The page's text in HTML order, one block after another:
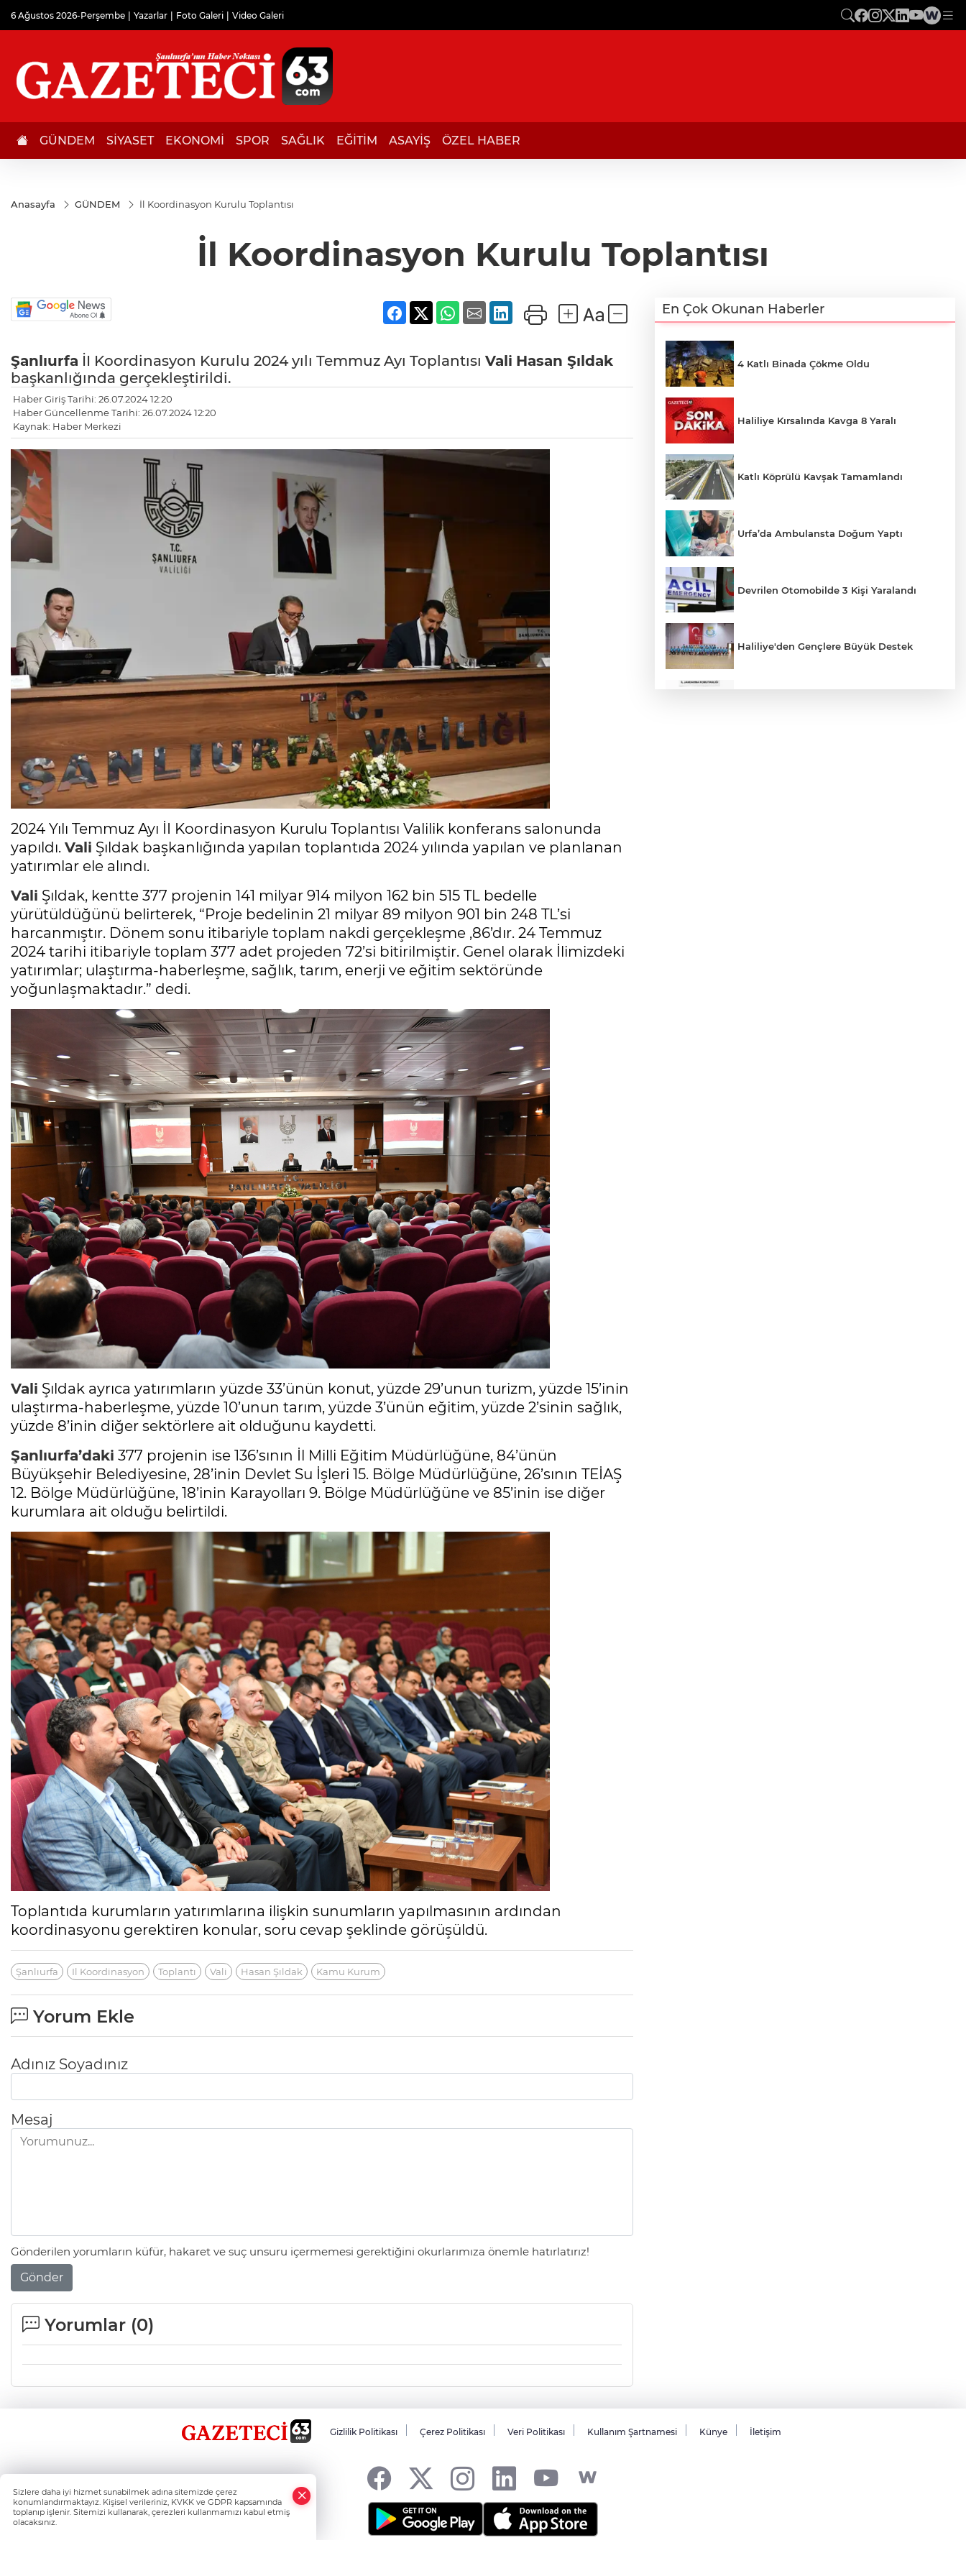
6 Ağustos 2026-Perşembe Yazarlar Foto Galeri Video Galeri
GÜNDEM SİYASET EKONOMİ SPOR SAĞLIK EĞİTİM ASAYİŞ ÖZEL HABER
Anasayfa GÜNDEM İl Koordinasyon Kurulu Toplantısı
İl Koordinasyon Kurulu Toplantısı
Şanlıurfa İI Koordinasyon Kurulu 2024 yılı Temmuz Ayı Toplantısı Vali Hasan Şıldak
başkanlığında gerçekleştirildi.
Haber Giriş Tarihi: 26.07.2024 12:20
Haber Güncellenme Tarihi: 26.07.2024 12:20
Kaynak: Haber Merkezi
2024 Yılı Temmuz Ayı İI Koordinasyon Kurulu Toplantısı Valilik konferans salonunda
yapıldı. Vali Şıldak başkanlığında yapılan toplantıda 2024 yılında yapılan ve planlanan
yatırımlar ele alındı.
Vali Şıldak, kentte 377 projenin 141 milyar 914 milyon 162 bin 515 TL bedelle
yürütüldüğünü belirterek, “Proje bedelinin 21 milyar 89 milyon 901 bin 248 TL’si
harcanmıştır. Dönem sonu itibariyle toplam nakdi gerçekleşme ,86’dır. 24 Temmuz
2024 tarihi itibariyle toplam 377 adet projeden 72’si bitirilmiştir. Genel olarak İlimizdeki
yatırımlar; ulaştırma-haberleşme, sağlık, tarım, enerji ve eğitim sektöründe
yoğunlaşmaktadır.” dedi.
Vali Şıldak ayrıca yatırımların yüzde 33’ünün konut, yüzde 29’unun turizm, yüzde 15’inin
ulaştırma-haberleşme, yüzde 10’unun tarım, yüzde 3’ünün eğitim, yüzde 2’sinin sağlık,
yüzde 8’inin diğer sektörlere ait olduğunu kaydetti.
Şanlıurfa’daki 377 projenin ise 136’sının İl Milli Eğitim Müdürlüğüne, 84’ünün
Büyükşehir Belediyesine, 28’inin Devlet Su İşleri 15. Bölge Müdürlüğüne, 26’sının TEİAŞ
12. Bölge Müdürlüğüne, 18’inin Karayolları 9. Bölge Müdürlüğüne ve 85’inin ise diğer
kurumlara ait olduğu belirtildi.
Toplantıda kurumların yatırımlarına ilişkin sunumların yapılmasının ardından
koordinasyonu gerektiren konular, soru cevap şeklinde görüşüldü.
Şanlıurfa Il Koordinasyon Toplantı Vali Hasan Şıldak Kamu Kurum
Yorum Ekle
Adınız Soyadınız
Mesaj
Gönderilen yorumların küfür, hakaret ve suç unsuru içermemesi gerektiğini okurlarımıza önemle hatırlatırız!
Gönder
Yorumlar (0)
En Çok Okunan Haberler
4 Katlı Binada Çökme Oldu
Haliliye Kırsalında Kavga 8 Yaralı
Katlı Köprülü Kavşak Tamamlandı
Urfa’da Ambulansta Doğum Yaptı
Devrilen Otomobilde 3 Kişi Yaralandı
Haliliye'den Gençlere Büyük Destek
Gizlilik Politikası Çerez Politikası Veri Politikası Kullanım Şartnamesi Künye İletişim
Sizlere daha iyi hizmet sunabilmek adına sitemizde çerez
konumlandırmaktayız. Kişisel verileriniz, KVKK ve GDPR kapsamında
toplanıp işlenir. Sitemizi kullanarak, çerezleri kullanmamızı kabul etmiş
olacaksınız.
Whatsapp